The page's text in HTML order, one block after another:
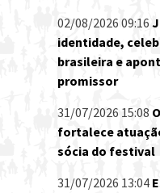
02/08/2026 09:16
identidade,
brasileira e
promissor
31/07/2026 15:08
fortalece
sócia do festival
31/07/2026 13:04